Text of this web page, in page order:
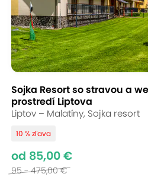
Sojka Resort so stravou a
prostredí Liptova
Liptov – Malatíny, Sojka resort
10 % zľava
od 85,00 €
95 - 475,00 €